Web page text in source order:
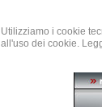
Utilizziamo i cookie
all'uso dei cookie.